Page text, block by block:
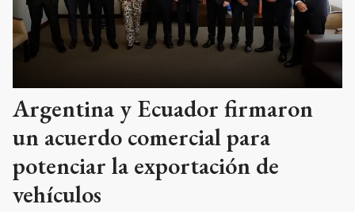
Argentina y Ecuador firmaron
un acuerdo comercial para
potenciar la exportación de
vehículos